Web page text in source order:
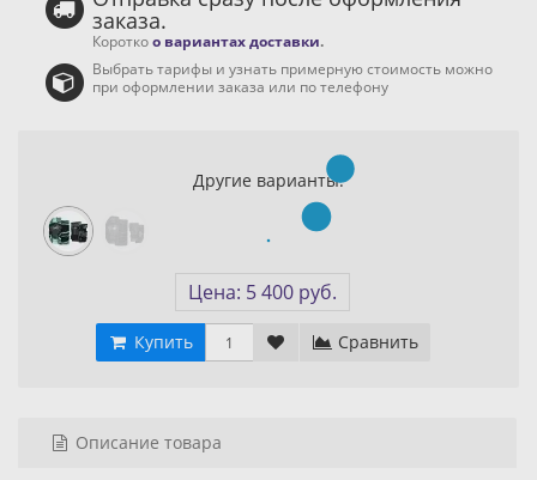
заказа.
Короткоо вариантах доставки.
Выбрать тарифы и узнать примерную стоимость можно
при оформлении заказа или по телефону
Другие варианты:
Цена: 5 400 руб.
Купить Сравнить
Описание товара